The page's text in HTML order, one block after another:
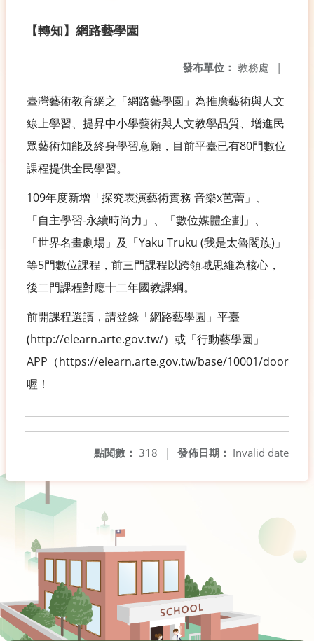
【轉知】網路藝學園
發布單位： 教務處 |
臺灣藝術教育網之「網路藝學園」為推廣藝術與人文
線上學習、提昇中小學藝術與人文教學品質、增進民
眾藝術知能及終身學習意願，目前平臺已有80門數位
課程提供全民學習。
109年度新增「探究表演藝術實務 音樂x芭蕾」、
「自主學習-永續時尚力」、「數位媒體企劃」、
「世界名畫劇場」及「Yaku Truku (我是太魯閣族)」
等5門數位課程，前三門課程以跨領域思維為核心，
後二門課程對應十二年國教課綱。
前開課程選讀，請登錄「網路藝學園」平臺
(http://elearn.arte.gov.tw/）或「行動藝學園」
APP（https://elearn.arte.gov.tw/base/10001/door/
喔！
發佈日期： Invalid date
點閱數： 318 |